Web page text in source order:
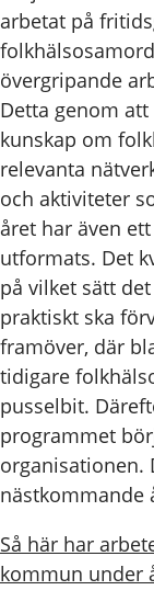
arbetat på
övergripande
Detta genom
kunskap om
relevanta
och aktiviteter
året har även
utformats. Det
på vilket sätt
praktiskt ska
framöver, där
tidigare
pusselbit.
programmet
organisationen.
nästkommande
Så här har
kommun under